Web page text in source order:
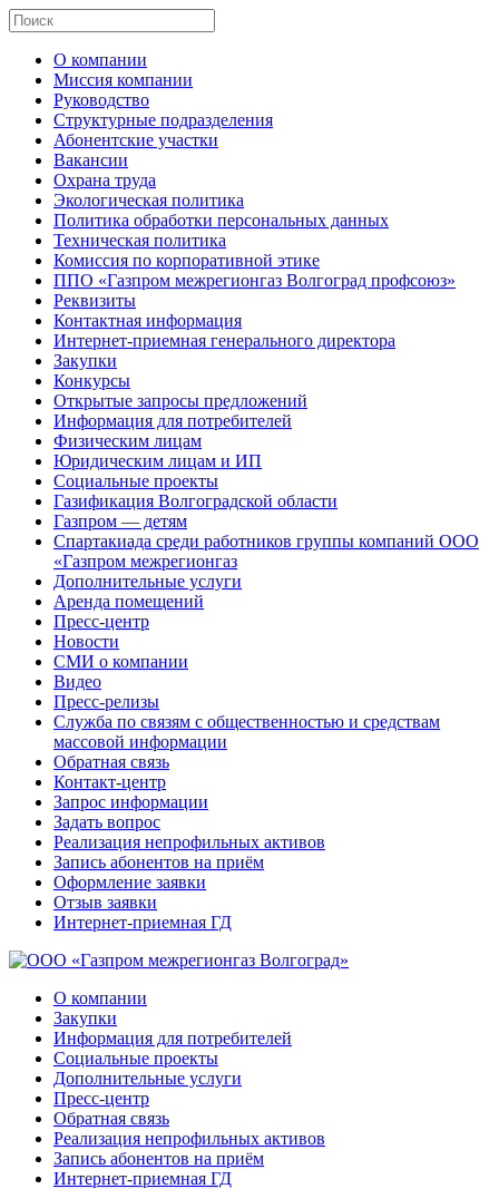
О компании
Миссия компании
Руководство
Структурные подразделения
Абонентские участки
Вакансии
Охрана труда
Экологическая политика
Политика обработки персональных данных
Техническая политика
Комиссия по корпоративной этике
ППО «Газпром межрегионгаз Волгоград профсоюз»
Реквизиты
Контактная информация
Интернет-приемная генерального директора
Закупки
Конкурсы
Открытые запросы предложений
Информация для потребителей
Физическим лицам
Юридическим лицам и ИП
Социальные проекты
Газификация Волгоградской области
Газпром — детям
Спартакиада среди работников группы компаний ООО
«Газпром межрегионгаз
Дополнительные услуги
Аренда помещений
Пресс-центр
Новости
СМИ о компании
Видео
Пресс-релизы
Служба по связям с общественностью и средствам
массовой информации
Обратная связь
Контакт-центр
Запрос информации
Задать вопрос
Реализация непрофильных активов
Запись абонентов на приём
Оформление заявки
Отзыв заявки
Интернет-приемная ГД
О компании
Закупки
Информация для потребителей
Социальные проекты
Дополнительные услуги
Пресс-центр
Обратная связь
Реализация непрофильных активов
Запись абонентов на приём
Интернет-приемная ГД